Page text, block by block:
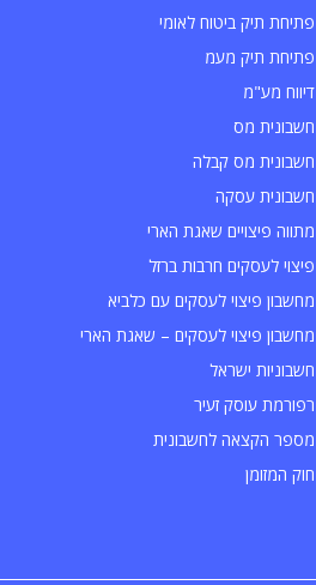
פתיחת תיק ביטוח לאומי
פתיחת תיק מעמ
דיווח מע"מ
חשבונית מס
חשבונית מס קבלה
חשבונית עסקה
מתווה פיצויים שאגת הארי
פיצוי לעסקים חרבות ברזל
מחשבון פיצוי לעסקים עם כלביא
מחשבון פיצוי לעסקים – שאגת הארי
חשבוניות ישראל
רפורמת עוסק זעיר
מספר הקצאה לחשבונית
חוק המזומן